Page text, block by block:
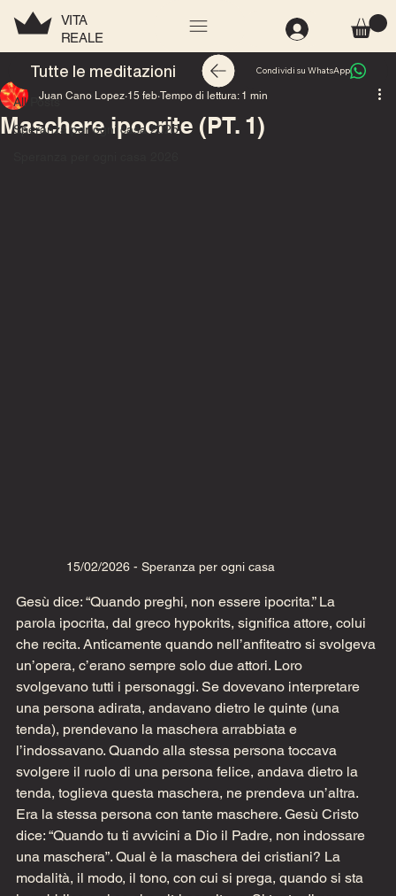
VITA
REALE
All Posts
Speranza per ogni casa 2025
All Posts
Maschere ipocrite (PT. 1)
Juan Cano Lopez 15 feb Tempo di lettura: 1 min
15/02/2026 - Speranza per ogni casa
Gesù dice: “Quando preghi, non essere ipocrita.” La
parola ipocrita, dal greco hypokrits, significa attore, colui
che recita. Anticamente quando nell’anfiteatro si svolgeva
un’opera, c’erano sempre solo due attori. Loro
svolgevano tutti i personaggi. Se dovevano interpretare
una persona adirata, andavano dietro le quinte (una
tenda), prendevano la maschera arrabbiata e
l’indossavano. Quando alla stessa persona toccava
svolgere il ruolo di una persona felice, andava dietro la
tenda, toglieva questa maschera, ne prendeva un’altra.
Era la stessa persona con tante maschere. Gesù Cristo
dice: “Quando tu ti avvicini a Dio il Padre, non indossare
una maschera”. Qual è la maschera dei cristiani? La
modalità, il modo, il tono, con cui si prega, quando si sta
Tutte le meditazioni Condividi su WhatsApp